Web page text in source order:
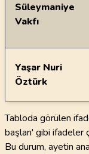
Süleymaniye
Vakfı
Yaşar Nuri
Öztürk
Tabloda görülen
başları' gibi
Bu durum, ayetin